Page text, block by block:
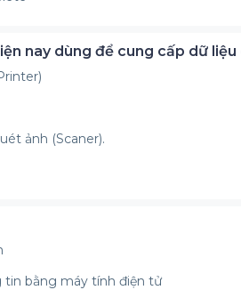
nay dùng để cung cấp dữ liệu
ảnh (Scaner).
tin bằng máy tính điện tử